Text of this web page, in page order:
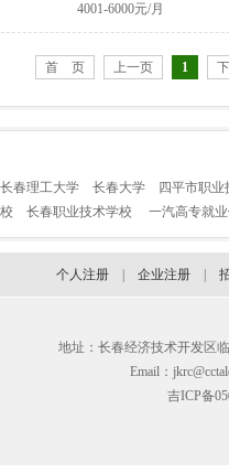
4001-6000元/月
首 页 上一页 1
长春理工大学 长春大学 四平市职
长春职业技术学校 一汽高专就
个人注册 企业注册
地址：长春经济技术开发区
Email：
吉ICP备